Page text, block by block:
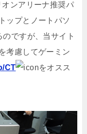
ンアリーナ推奨パ
ップとノートパソ
ですが、当サイト
考慮してゲーミン
CT
をオスス